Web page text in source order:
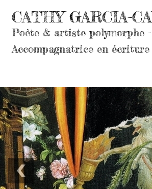
CATHY GARCIA-
Poète & artiste polymorphe -
Accompagnatrice en